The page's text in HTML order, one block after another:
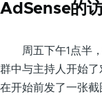
AdSense的
周五下午1点半，
群中与主持人开始
在开始前发了一张